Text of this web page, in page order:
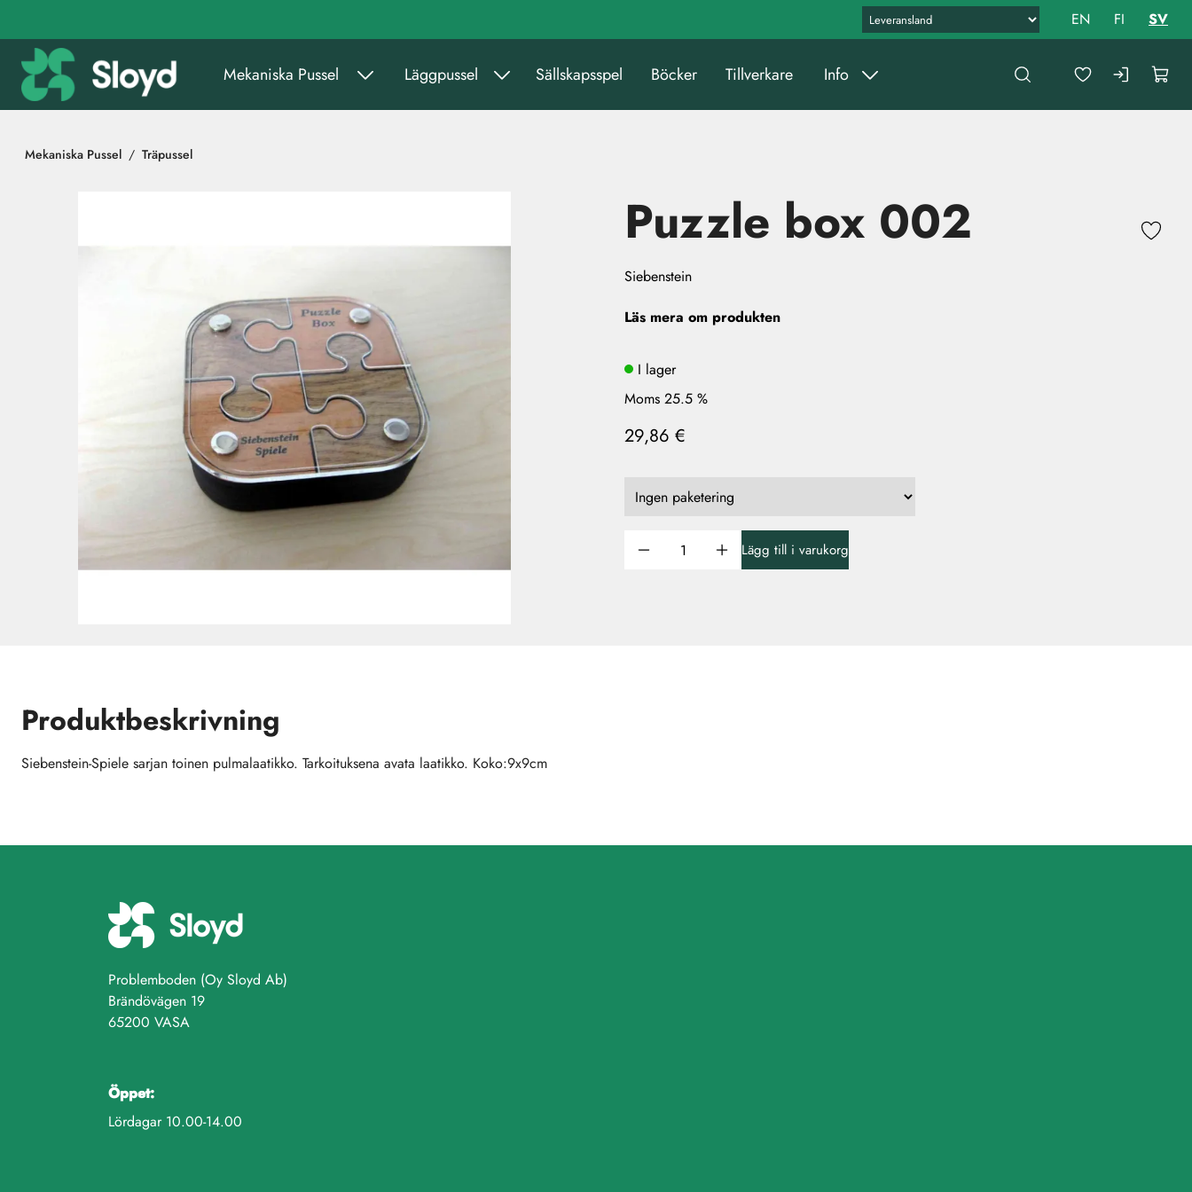
Mekaniska Pussel Läggpussel Sällskapsspel Böcker Tillverkare Info
EN FI SV
Mekaniska Pussel Träpussel
Puzzle box 002
Siebenstein
Läs mera om produkten
I lager
Moms 25.5 %
29,86 €
Lägg till i varukorg
Produktbeskrivning
Siebenstein-Spiele sarjan toinen pulmalaatikko. Tarkoituksena avata laatikko. Koko:9x9cm
Problemboden (Oy Sloyd Ab)
Brändövägen 19
65200 VASA
Öppet:
Lördagar 10.00-14.00